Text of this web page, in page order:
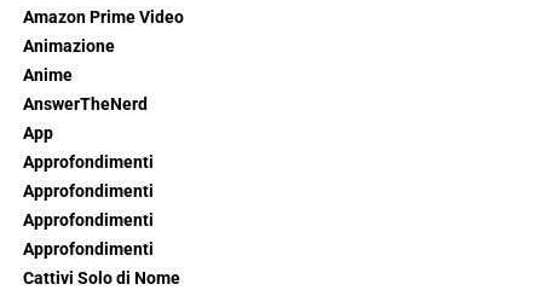
Amazon Prime Video
Animazione
Anime
AnswerTheNerd
App
Approfondimenti
Approfondimenti
Approfondimenti
Approfondimenti
Cattivi Solo di Nome